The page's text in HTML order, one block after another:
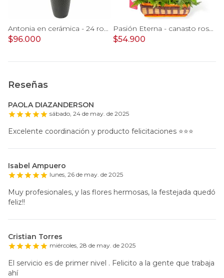
Antonia en cerámica - 24 rosas color damasco e hypericum
$96.000
Pasión Eterna - canasto rosas rojo astromeia globo corazon
$54.900
Reseñas
PAOLA DIAZANDERSON
sábado, 24 de may. de 2025
Excelente coordinación y producto felicitaciones ⭐️⭐️⭐️
Isabel Ampuero
lunes, 26 de may. de 2025
Muy profesionales, y las flores hermosas, la festejada quedó
feliz!!
Cristian Torres
miércoles, 28 de may. de 2025
El servicio es de primer nivel . Felicito a la gente que trabaja
ahí